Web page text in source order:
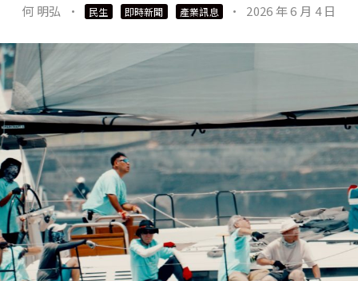
何 明弘 · 民生 即時新聞 產業訊息 · 2026 年 6 月 4 日